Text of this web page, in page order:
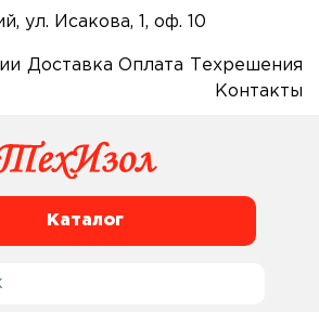
ул. Исакова, 1, оф. 10
Доставка Оплата
Техрешения
Контакты
Каталог